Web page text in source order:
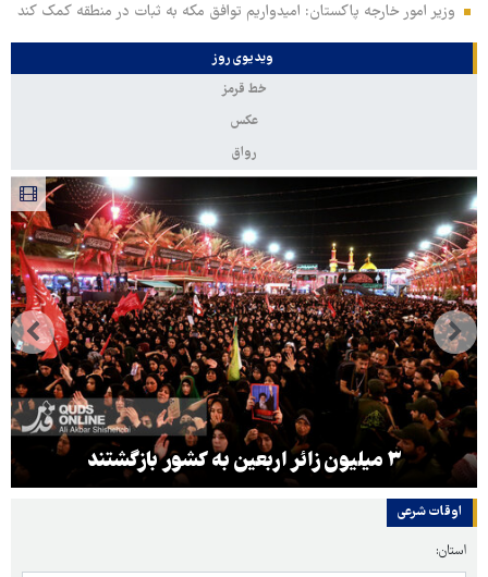
وزیر امور خارجه پاکستان: امیدواریم توافق مکه به ثبات در منطقه کمک کند
ویدیوی روز
خط قرمز
عکس
رواق
۳ میلیون زائر اربعین به کشور بازگشتند
اوقات شرعی
استان: